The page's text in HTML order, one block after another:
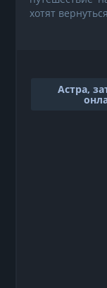
хотят
Астра,